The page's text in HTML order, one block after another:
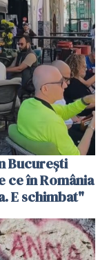
București
ce în România
E schimbat"